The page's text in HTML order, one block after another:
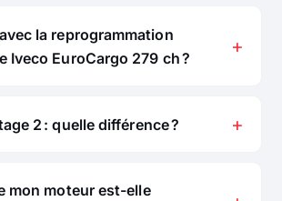
la reprogrammation
Iveco EuroCargo 279 ch ?
2 : quelle différence ?
mon moteur est-elle